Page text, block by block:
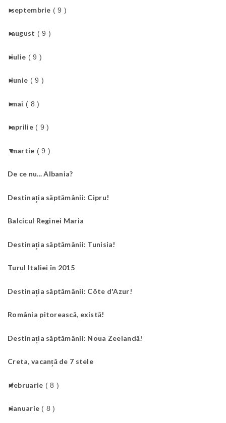
►
septembrie ( 9 )
►
august ( 9 )
►
iulie ( 9 )
►
iunie ( 9 )
►
mai ( 8 )
►
aprilie ( 9 )
▼
martie ( 9 )
De ce nu... Albania?
Destinația săptămânii: Cipru!
Balcicul Reginei Maria
Destinația săptămânii: Tunisia!
Turul Italiei în 2015
Destinația săptămânii: Côte d'Azur!
România pitorească, există!
Destinația săptămânii: Noua Zeelandă!
Creta, vacanță de 7 stele
►
februarie ( 8 )
►
ianuarie ( 8 )